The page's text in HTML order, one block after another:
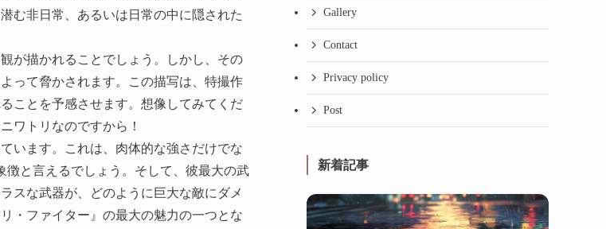
む非日常、あるいは日常の中に隠された
が描かれることでしょう。しかし、その
って脅かされます。この描写は、特撮作
ことを予感させます。想像してみてくだ
ワトリなのですから！
います。これは、肉体的な強さだけでな
徴と言えるでしょう。そして、彼最大の武
スな武器が、どのように巨大な敵にダメ
・ファイター』の最大の魅力の一つとな
Gallery
Contact
Privacy policy
Post
新着記事